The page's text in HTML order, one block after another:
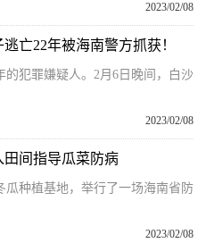
2023/02/08
亡22年被海南警方抓获！
的犯罪嫌疑人。2月6日晚间，白沙
2023/02/08
间指导瓜菜防病
种植基地，举行了一场海南省防
2023/02/08